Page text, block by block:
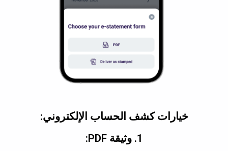
خيارات كشف الحساب الإلكتروني:
1. وثيقة PDF: